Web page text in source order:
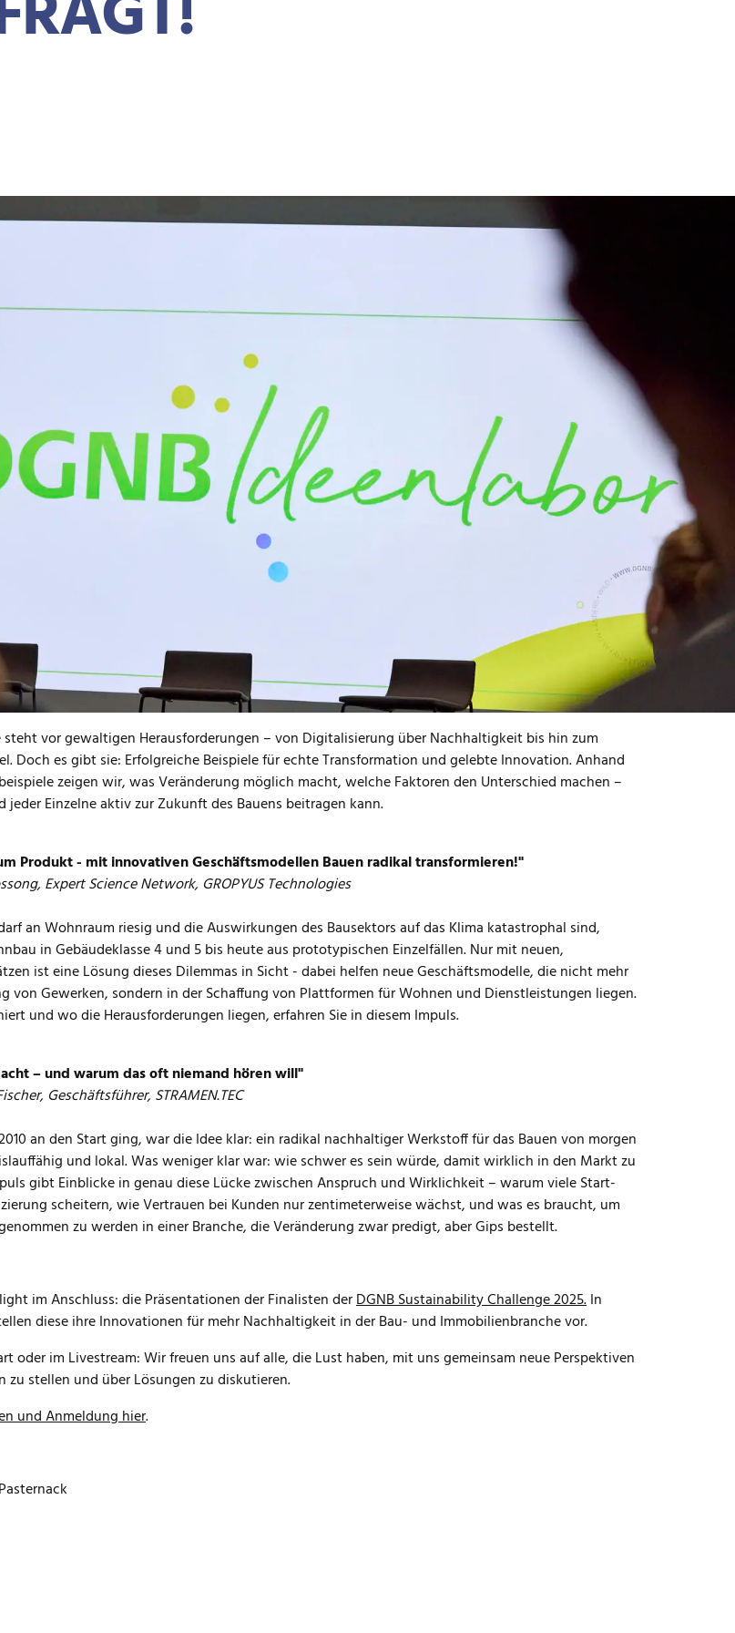
IDEENLABOR 2025: IHRE PERSPEKTIVE IST GEFRAGT!
im Bauen
wir uns auf die nächste Ausgabe desDGNB Ideenlabors 28. Mai 2025 ab 14:00 Uhr
in Stuttgart stattfindet. Unter dem diesjährigen Schwerpunktthema "Innovation im
Interessierten herzlich dazu ein, gemeinsam mit uns über die Zukunftsfähigkeit der Bau- und
diskutieren.
morgen noch relevant sein möchte, muss sich heute mit Transformation, Innovation und neuen
beschäftigen. Doch was ist echter Fortschritt – und was nur ein Buzzword-Bingo? Wie kommen gute
Und was braucht es, damit Veränderung wirklich gelingt?
wir uns über drei spannende Impulse mit anschließender Fishbowl-Diskussion:
Wie Transformation in der Bauindustrie gelingt"
Direktor/Global Leader Circular Economy Services, Arup
steht vor gewaltigen Herausforderungen – von Digitalisierung über Nachhaltigkeit bis hin zum
Doch es gibt sie: Erfolgreiche Beispiele für echte Transformation und gelebte Innovation. Anhand
zeigen wir, was Veränderung möglich macht, welche Faktoren den Unterschied machen –
jeder Einzelne aktiv zur Zukunft des Bauens beitragen kann.
Produkt - mit innovativen Geschäftsmodellen Bauen radikal transformieren!"
Expert Science Network, GROPYUS Technologies
an Wohnraum riesig und die Auswirkungen des Bausektors auf das Klima katastrophal sind,
in Gebäudeklasse 4 und 5 bis heute aus prototypischen Einzelfällen. Nur mit neuen,
ist eine Lösung dieses Dilemmas in Sicht - dabei helfen neue Geschäftsmodelle, die nicht mehr
von Gewerken, sondern in der Schaffung von Plattformen für Wohnen und Dienstleistungen liegen.
und wo die Herausforderungen liegen, erfahren Sie in diesem Impuls.
– und warum das oft niemand hören will"
Geschäftsführer, STRAMEN.TEC
an den Start ging, war die Idee klar: ein radikal nachhaltiger Werkstoff für das Bauen von morgen
und lokal. Was weniger klar war: wie schwer es sein würde, damit wirklich in den Markt zu
gibt Einblicke in genau diese Lücke zwischen Anspruch und Wirklichkeit – warum viele Start-
scheitern, wie Vertrauen bei Kunden nur zentimeterweise wächst, und was es braucht, um
zu werden in einer Branche, die Veränderung zwar predigt, aber Gips bestellt.
im Anschluss: die Präsentationen der Finalisten derDGNB Sustainability Challenge 2025.In
diese ihre Innovationen für mehr Nachhaltigkeit in der Bau- und Immobilienbranche vor.
oder im Livestream: Wir freuen uns auf alle, die Lust haben, mit uns gemeinsam neue Perspektiven
zu stellen und über Lösungen zu diskutieren.
und Anmeldung hier.